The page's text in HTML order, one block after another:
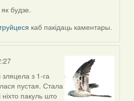
будзе.
каб пакідаць каментары.
з 1-га
пустая. Стала
пакуль што